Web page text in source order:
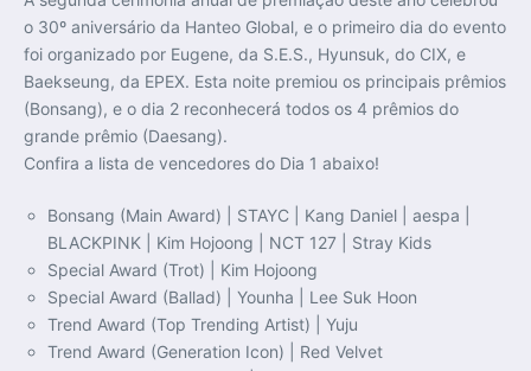
o 30º aniversário da Hanteo Global, e o primeiro dia do evento
foi organizado por Eugene, da S.E.S., Hyunsuk, do CIX, e
Baekseung, da EPEX. Esta noite premiou os principais prêmios
(Bonsang), e o dia 2 reconhecerá todos os 4 prêmios do
grande prêmio (Daesang).
Confira a lista de vencedores do Dia 1 abaixo!
Bonsang (Main Award) | STAYC | Kang Daniel | aespa |
BLACKPINK | Kim Hojoong | NCT 127 | Stray Kids
Special Award (Trot) | Kim Hojoong
Special Award (Ballad) | Younha | Lee Suk Hoon
Trend Award (Top Trending Artist) | Yuju
Trend Award (Generation Icon) | Red Velvet